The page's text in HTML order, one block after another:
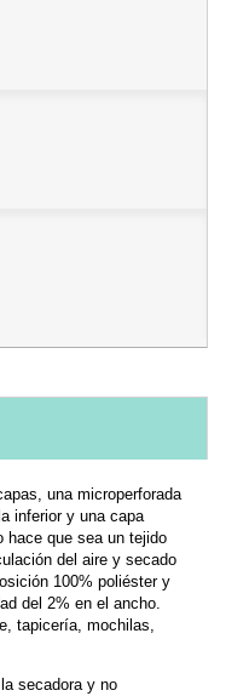
una microperforada
inferior y una capa
hace que sea un tejido
del aire y secado
100% poliéster y
del 2% en el ancho.
tapicería, mochilas,
secadora y no